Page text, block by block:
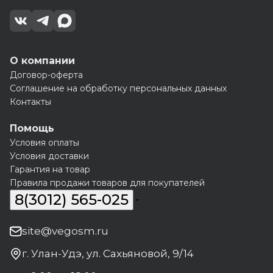
О компании
Договор-оферта
Соглашение на обработку персональных данных
Контакты
Помощь
Условия оплаты
Условия доставки
Гарантия на товар
Правила продажи товаров для покупателей
8(3012) 565-025
site@vegosm.ru
г. Улан-Удэ, ул. Сахьяновой, 9/14